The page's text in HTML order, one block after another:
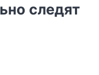
следят